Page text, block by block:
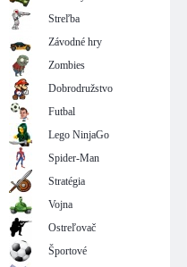
Streľba
Závodné hry
Zombies
Dobrodružstvo
Futbal
Lego NinjaGo
Spider-Man
Stratégia
Vojna
Ostreľovač
Športové